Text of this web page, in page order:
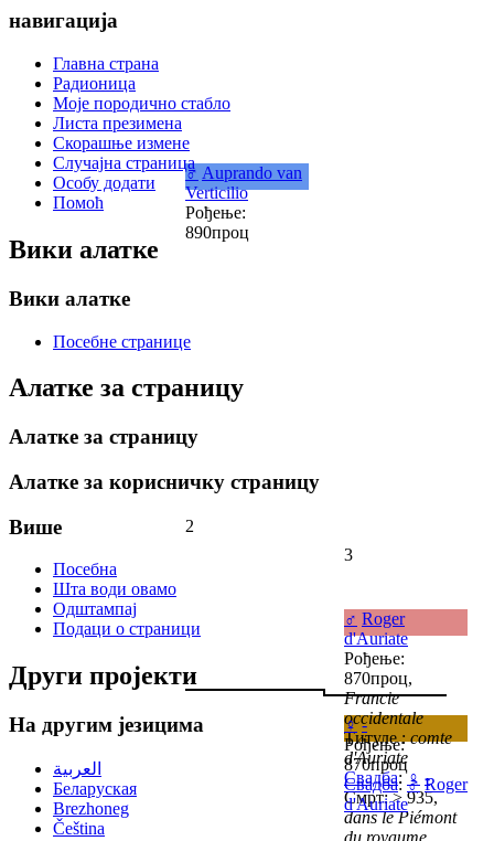
♂ Auprando van
Verticilio
Рођење:
890проц
2
3
♂ Roger
d'Auriate
Рођење:
870проц,
Francie
occidentale
Титуле :comte
d'Auriate
Свадба:♀ -
Смрт: > 935,
dans le Piémont
du royaume
♀ -
Рођење:
870проц
Свадба: ♂ Roger
d'Auriate
навигација
Главна страна
Радионица
Моје породично стабло
Листа презимена
Скорашње измене
Случајна страница
Особу додати
Помоћ
Вики алатке
Вики алатке
Посебне странице
Алатке за страницу
Алатке за страницу
Алатке за корисничку страницу
Више
Посебна
Шта води овамо
Одштампај
Подаци о страници
Други пројекти
На другим језицима
العربية
Беларуская
Brezhoneg
Čeština